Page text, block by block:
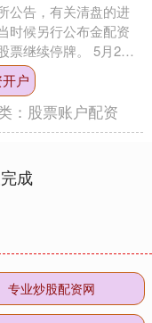
公告，有关清盘的进
时候另行公布金配资
票继续停牌。 5月2
有关清盘的进一步消
院已....
户
： 股票账户配资
成
专业炒股配资网